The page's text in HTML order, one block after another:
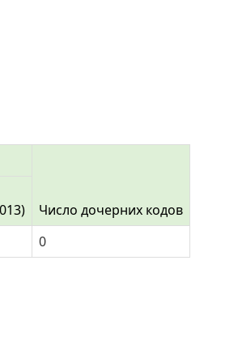
Число дочерних кодов
0